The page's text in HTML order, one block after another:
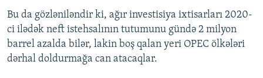
Bu da gözləniləndir ki, ağır investisiya ixtisarları 2020-
ci ilədək neft istehsalının tutumunu gündə 2 milyon
barrel azalda bilər, lakin boş qalan yeri OPEC ölkələri
dərhal doldurmağa can atacaqlar.